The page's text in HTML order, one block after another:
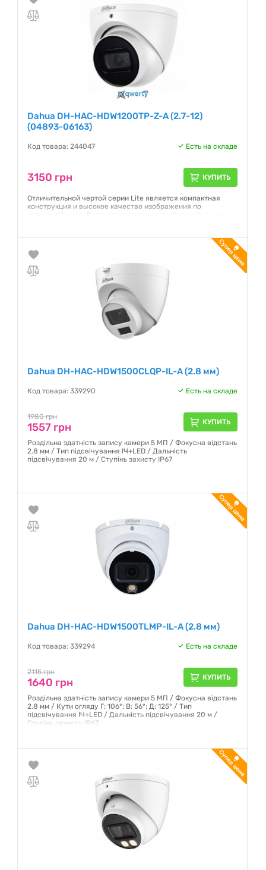
Dahua DH-HAC-HDW1200TP-Z-A (2.7-12)
(04893-06163)
Код товара: 244047 Есть на складе
3150 грн КУПИТЬ
Отличительной чертой серии Lite является компактная
конструкция и высокое качество изображения по
доступной цене. Доступны различные выборы объективов,
переключаются HD/SD. Простая модернизация аналоговой
системы до разрешения Full HD / HD720р на существующей
кабельной инфраструктуре.
Гарантия:
Dahua DH-HAC-HDW1500CLQP-IL-A (2.8 мм)
Код товара: 339290 Есть на складе
1980 грн
1557 грн КУПИТЬ
Роздільна здатність запису камери 5 МП / Фокусна відстань
2.8 мм / Тип підсвічування ІЧ+LED / Дальність
підсвічування 20 м / Ступінь захисту IP67
Dahua DH-HAC-HDW1500TLMP-IL-A (2.8 мм)
Код товара: 339294 Есть на складе
2115 грн
1640 грн КУПИТЬ
Роздільна здатність запису камери 5 МП / Фокусна відстань
2.8 мм / Кути огляду Г: 106°; В: 56°; Д: 125° / Тип
підсвічування ІЧ+LED / Дальність підсвічування 20 м /
Ступінь захисту IP67